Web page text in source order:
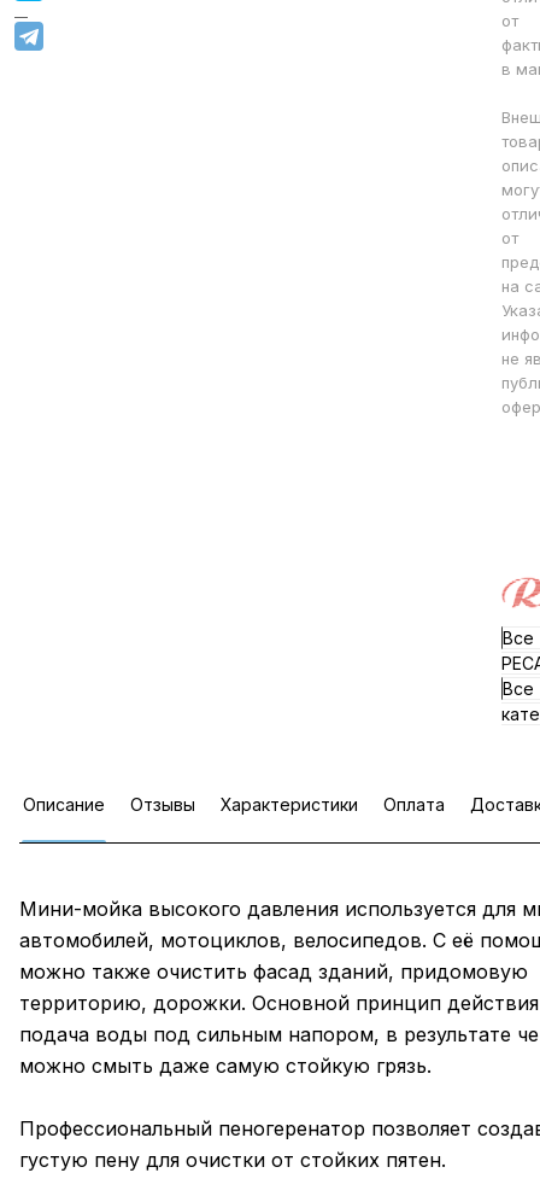
от
в
от
на
не
Все
Все
Описание Отзывы Характеристики Оплата
Мини-мойка высокого давления используется для
автомобилей, мотоциклов, велосипедов. С её
можно также очистить фасад зданий, придомовую
территорию, дорожки. Основной принцип
подача воды под сильным напором, в результате
можно смыть даже самую стойкую грязь.
Профессиональный пеногеренатор позволяет
густую пену для очистки от стойких пятен.